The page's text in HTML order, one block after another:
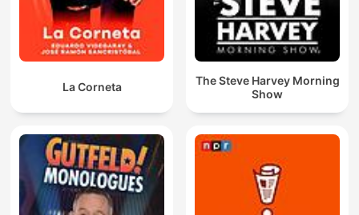
La Corneta
The Steve Harvey Morning
Show